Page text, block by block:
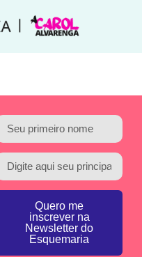
Quero me
inscrever na
Newsletter do
Esquemaria